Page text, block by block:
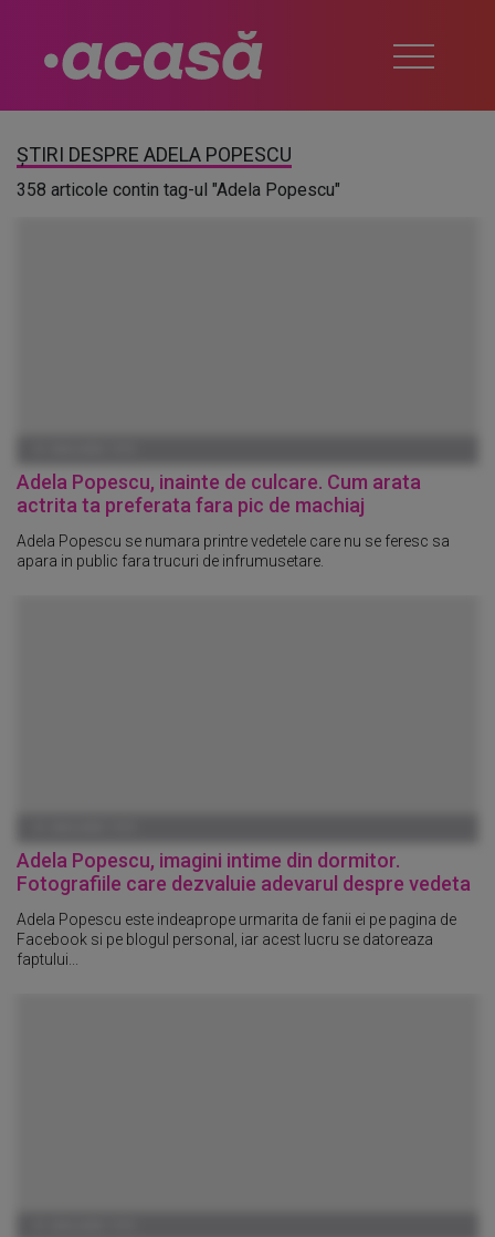
ȘTIRI DESPRE ADELA POPESCU
358 articole contin tag-ul "Adela Popescu"
Adela Popescu, inainte de culcare. Cum arata
actrita ta preferata fara pic de machiaj
Adela Popescu se numara printre vedetele care nu se feresc sa
apara in public fara trucuri de infrumusetare.
Adela Popescu, imagini intime din dormitor.
Fotografiile care dezvaluie adevarul despre vedeta
Adela Popescu este indeaprope urmarita de fanii ei pe pagina de
Facebook si pe blogul personal, iar acest lucru se datoreaza
faptului...